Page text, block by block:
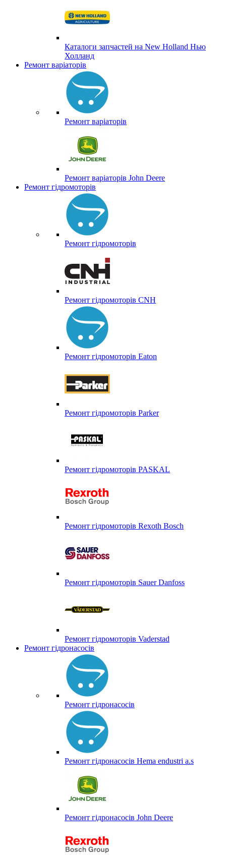
Каталоги запчастей на New Holland Нью
Холланд
Ремонт варіаторів
Ремонт варіаторів
Ремонт варіаторів John Deere
Ремонт гідромоторів
Ремонт гідромоторів
Ремонт гідромоторів CNH
Ремонт гідромоторів Eaton
Ремонт гідромоторів Parker
Ремонт гідромоторів PASKAL
Ремонт гідромоторів Rexoth Bosch
Ремонт гідромоторів Sauer Danfoss
Ремонт гідромоторів Vaderstad
Ремонт гідронасосів
Ремонт гідронасосів
Ремонт гідронасосів Hema endustri a.s
Ремонт гідронасосів John Deere